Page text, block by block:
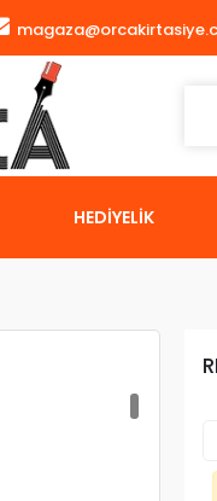
HEDİYELİK